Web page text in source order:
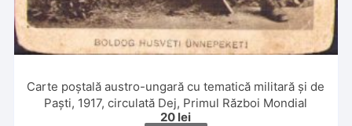
Carte poștală austro-ungară cu tematică militară și de
Paști, 1917, circulată Dej, Primul Război Mondial
20 lei